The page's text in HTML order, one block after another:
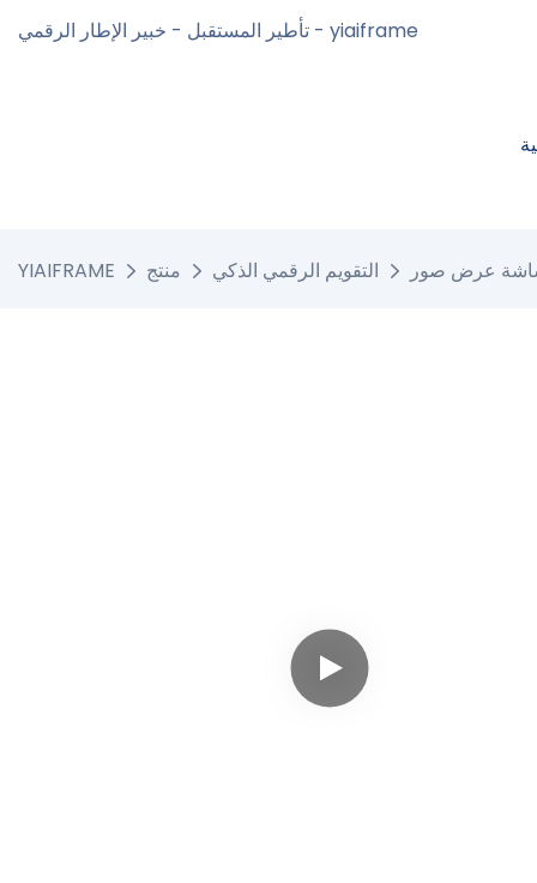
تأطير المستقبل - خبير الإطار الرقمي - yiaiframe
YIAIFRAME منتج التقويم الرقمي الذكي